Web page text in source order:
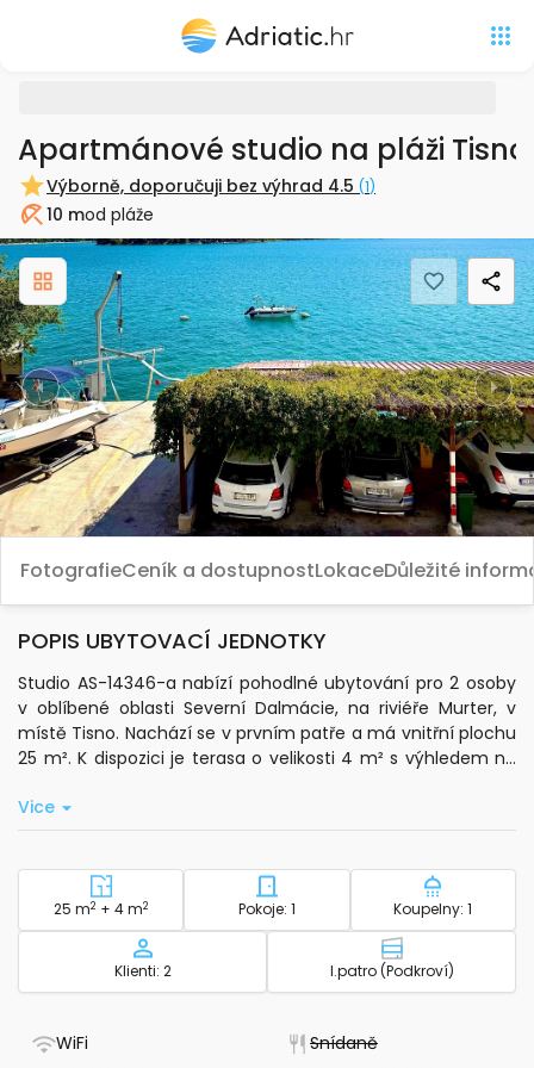
Apartmánové studio na pláži
Výborně, doporučuji bez výhrad 4.5 (1)
Pláž10 mod pláže
Previous Next
FotografieCeník a dostupnostLokaceDůležité
POPIS UBYTOVACÍ JEDNOTKY
Studio AS-14346-a nabízí pohodlné ubytování pro 2 osoby
v oblíbené oblasti Severní Dalmácie, na riviéře Murter, v
místě Tisno. Nachází se v prvním patře a má vnitřní plochu
25 m². K dispozici je terasa o velikosti 4 m² s výhledem na
Součástí studia je klimatizace, která je zahrnuta v ceně
satelitní televizi. Kuchyň je vybavena základním nádobím,
elektrickou konvicí a kávovarem, což umožňuje pohodlnou
přípravu jídel. V koupelně najdete toaletní potřeby, ručníky
a fén. K dispozici je také žehlička na prádlo a ložní prádlo.
Vás dělí pouze 10 m, na pláž je to také 10 m a oblázková pláž
je vzdálena 553 m. Do centra místa Tisno je to 1000 m. K
Vice
Plocha - ubytování
25 m2 + 4 m2 Počet ložnic - ubytování
Pokoje: 1 Počet
Koupelny: 1
Kapacita
Klienti: 2 Patro -
I.patro (Podkroví)
WiFi Snídaně- Nedostupné